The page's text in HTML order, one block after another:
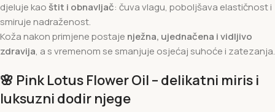
djeluje kao štit i obnavljač: čuva vlagu, poboljšava elastičnost i
smiruje nadraženost.
Koža nakon primjene postaje nježna, ujednačena i vidljivo
zdravija, a s vremenom se smanjuje osjećaj suhoće i zatezanja.
🌸 Pink Lotus Flower Oil – delikatni miris i
luksuzni dodir njege